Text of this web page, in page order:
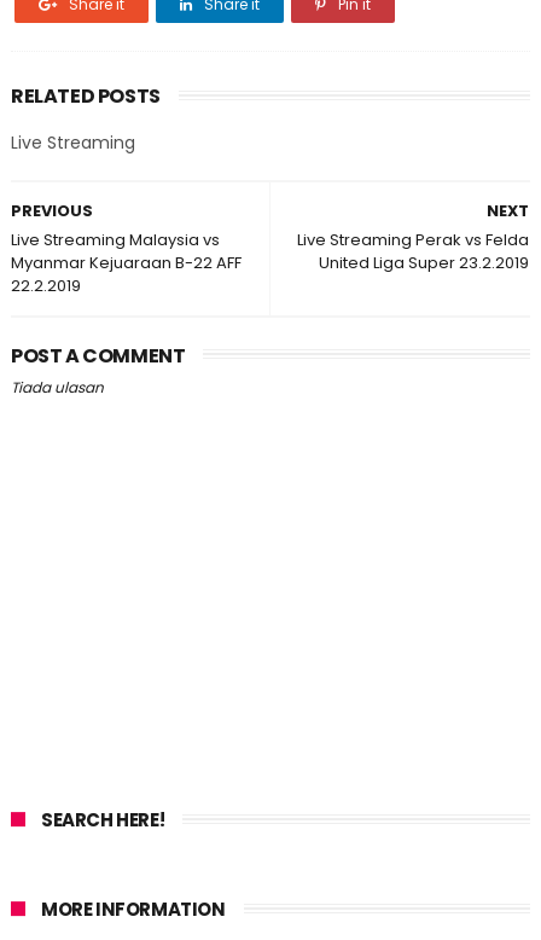
Share it Share it Pin it
RELATED POSTS
Live Streaming
NEXT
Live Streaming Perak vs Felda
United Liga Super 23.2.2019
PREVIOUS
Live Streaming Malaysia vs
Myanmar Kejuaraan B-22 AFF
22.2.2019
POST A COMMENT
Tiada ulasan
SEARCH HERE!
MORE INFORMATION